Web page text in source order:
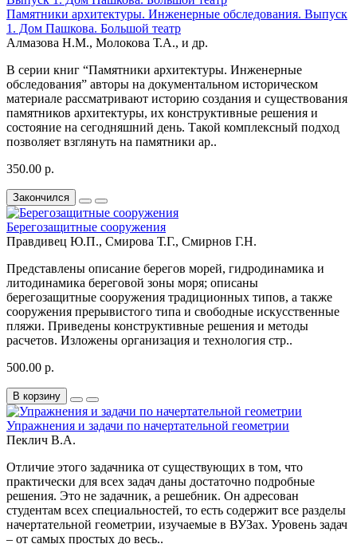
Памятники архитектуры. Инженерные обследования. Выпуск
1. Дом Пашкова. Большой театр
Алмазова Н.М., Молокова Т.А., и др.
В серии книг “Памятники архитектуры. Инженерные
обследования” авторы на документальном историческом
материале рассматривают историю создания и существования
памятников архитектуры, их конструктивные решения и
состояние на сегодняшний день. Такой комплексный подход
позволяет взглянуть на памятники ар..
350.00 р.
Закончился
Берегозащитные сооружения
Правдивец Ю.П., Смирова Т.Г., Смирнов Г.Н.
Представлены описание берегов морей, гидродинамика и
литодинамика береговой зоны моря; описаны
берегозащитные сооружения традиционных типов, а также
сооружения прерывистого типа и свободные искусственные
пляжи. Приведены конструктивные решения и методы
расчетов. Изложены организация и технология стр..
500.00 р.
В корзину
Упражнения и задачи по начертательной геометрии
Пеклич В.А.
Отличие этого задачника от существующих в том, что
практически для всех задач даны достаточно подробные
решения. Это не задачник, а решебник. Он адресован
студентам всех специальностей, то есть содержит все разделы
начертательной геометрии, изучаемые в ВУЗах. Уровень задач
– от самых простых до весь..